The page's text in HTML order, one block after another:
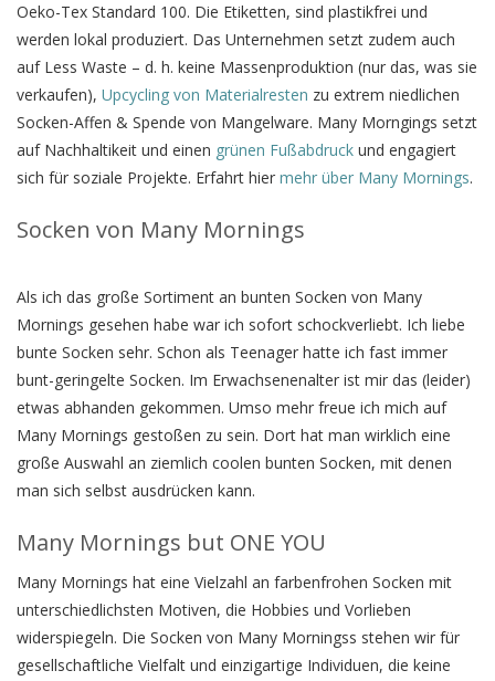
Oeko-Tex Standard 100. Die Etiketten, sind plastikfrei und
werden lokal produziert. Das Unternehmen setzt zudem auch
auf Less Waste – d. h. keine Massenproduktion (nur das, was sie
verkaufen), Upcycling von Materialresten zu extrem niedlichen
Socken-Affen & Spende von Mangelware. Many Morngings setzt
auf Nachhaltikeit und einen grünen Fußabdruck und engagiert
sich für soziale Projekte. Erfahrt hier mehr über Many Mornings.
Socken von Many Mornings
Als ich das große Sortiment an bunten Socken von Many
Mornings gesehen habe war ich sofort schockverliebt. Ich liebe
bunte Socken sehr. Schon als Teenager hatte ich fast immer
bunt-geringelte Socken. Im Erwachsenenalter ist mir das (leider)
etwas abhanden gekommen. Umso mehr freue ich mich auf
Many Mornings gestoßen zu sein. Dort hat man wirklich eine
große Auswahl an ziemlich coolen bunten Socken, mit denen
man sich selbst ausdrücken kann.
Many Mornings but ONE YOU
Many Mornings hat eine Vielzahl an farbenfrohen Socken mit
unterschiedlichsten Motiven, die Hobbies und Vorlieben
widerspiegeln. Die Socken von Many Morningss stehen wir für
gesellschaftliche Vielfalt und einzigartige Individuen, die keine